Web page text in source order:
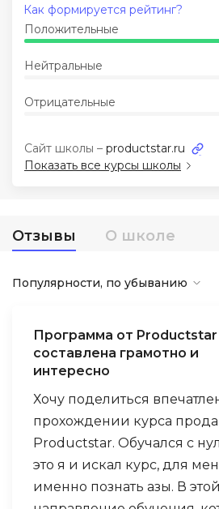
Положительные
Нейтральные
Отрицательные
Как формируется рейтинг?
Показать все курсы школы
Отзывы О школе
Сайт школы – productstar.ru
Популярности, по убыванию
Программа от Productstar
составлена грамотно и
интересно
Хочу поделиться
прохождении курса
Productstar. Обучался с
это я и искал курс, для
именно познать азы. В
Менеджмент
Иностранные языки
Soft Skills
ДПО
Акции и промокоды